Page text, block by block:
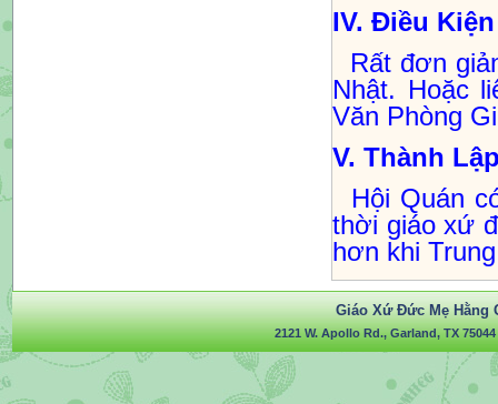
IV. Điều
Rất đơn
Nhật. Hoặc
Văn Phòng
V. Thành
Hội Quán
thời giáo xứ
hơn khi
Giáo Xứ Đức Mẹ Hằng
2121 W. Apollo Rd., Garland, TX 75044